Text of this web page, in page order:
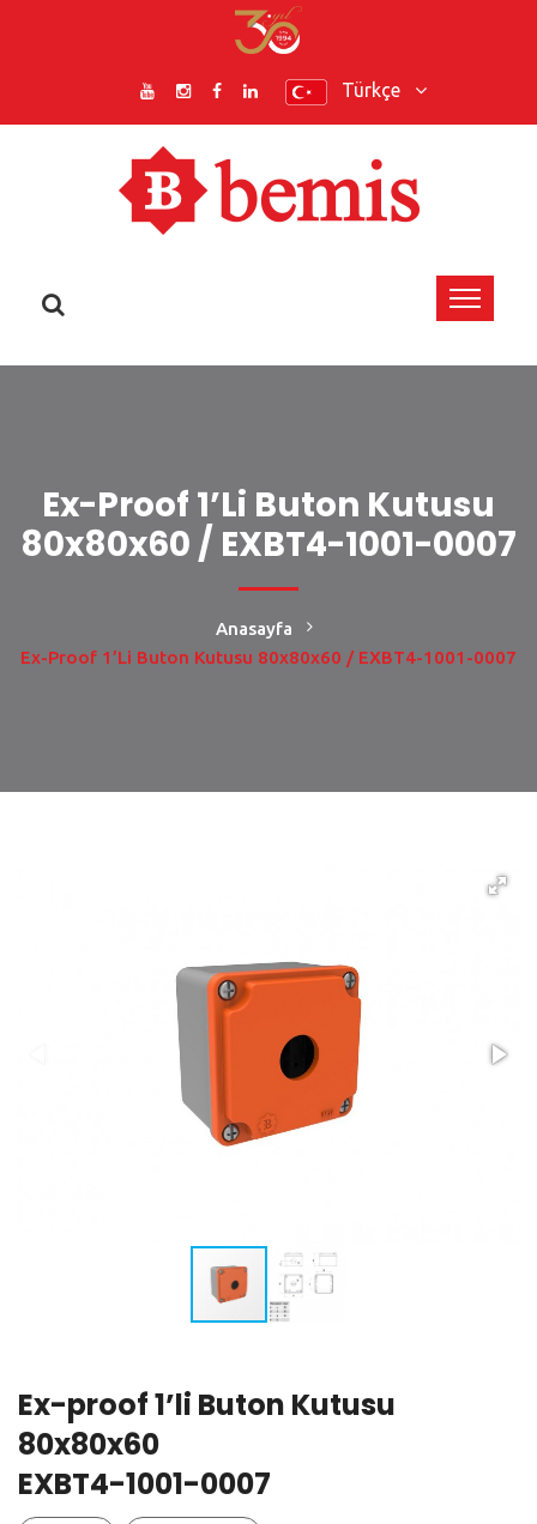
Türkçe
Ex-Proof 1’li Buton Kutusu
80x80x60 / EXBT4-1001-0007
Anasayfa
Ex-Proof 1’li Buton Kutusu 80x80x60 / EXBT4-1001-0007
Ex-proof 1’li Buton Kutusu
80x80x60
EXBT4-1001-0007